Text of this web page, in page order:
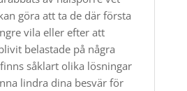
göra att ta de där första
vila eller efter att
belastade på några
såklart olika lösningar
lindra dina besvär för